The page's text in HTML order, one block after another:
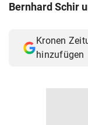
Bernhard Schir
Kronen
hinzufügen